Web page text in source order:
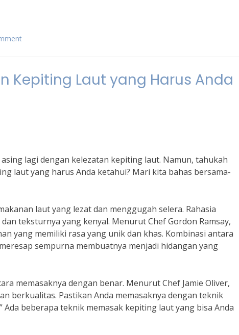
Kerang
bagi
Kepiting Laut yang Harus Anda
lagi dengan kelezatan kepiting laut. Namun, tahukah
laut yang harus Anda ketahui? Mari kita bahas bersama-
laut yang lezat dan menggugah selera. Rahasia
teksturnya yang kenyal. Menurut Chef Gordon Ramsay,
yang memiliki rasa yang unik dan khas. Kombinasi antara
sempurna membuatnya menjadi hidangan yang
memasaknya dengan benar. Menurut Chef Jamie Oliver,
berkualitas. Pastikan Anda memasaknya dengan teknik
beberapa teknik memasak kepiting laut yang bisa Anda